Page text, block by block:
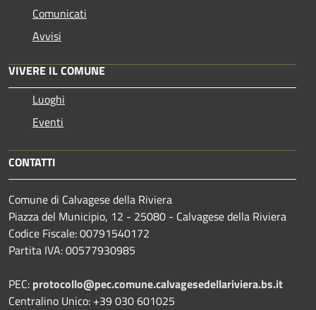
Comunicati
Avvisi
VIVERE IL COMUNE
Luoghi
Eventi
CONTATTI
Comune di Calvagese della Riviera
Piazza del Municipio, 12 - 25080 - Calvagese della Riviera
Codice Fiscale: 00791540172
Partita IVA: 00577930985
PEC: protocollo@pec.comune.calvagesedellariviera.bs.it
Centralino Unico: +39 030 601025